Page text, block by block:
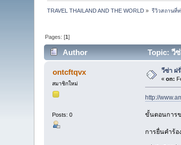
TRAVEL THAILAND AND THE WORLD » รีวิวสถานที่
Pages: [1]
Author Topic: วี
ontcftqvx
สมาชิกใหม่
Posts: 0
วีซ่า ฝ
«on:
http://
ขั้นตอนการข
การยื่นคำร้